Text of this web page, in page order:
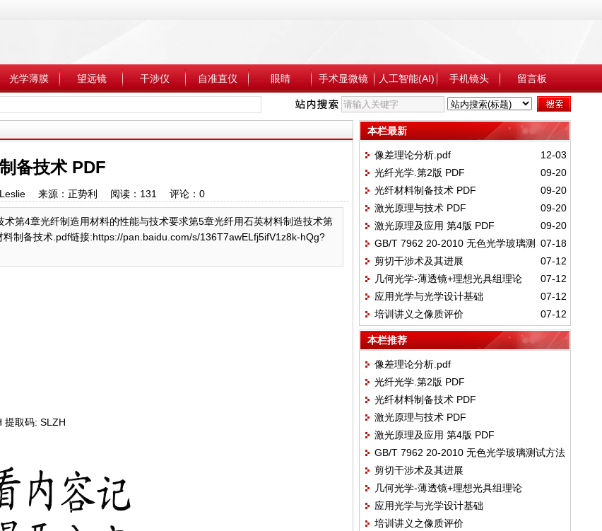
光学薄膜 望远镜 干涉仪 自准直仪 眼睛 手术显微镜 人工智能(AI) 手机镜头 留言板
备技术 PDF
来源：正势利 阅读： 131 评论： 0
第4章光纤制造用材料的性能与技术要求第5章光纤用石英材料制造技术第
制备技术.pdf链接:https://pan.baidu.com/s/136T7awELfj5ifV1z8k-hQg?
提取码: SLZH
本栏最新
12-03
像差理论分析.pdf
09-20
光纤光学.第2版 PDF
09-20
光纤材料制备技术 PDF
09-20
激光原理与技术 PDF
09-20
激光原理及应用 第4版 PDF
07-18
GB/T 7962 20-2010 无色光学玻璃测
试方法 第20部分：密度
07-12
剪切干涉术及其进展
07-12
几何光学-薄透镜+理想光具组理论
07-12
应用光学与光学设计基础
07-12
培训讲义之像质评价
本栏推荐
像差理论分析.pdf
光纤光学.第2版 PDF
光纤材料制备技术 PDF
激光原理与技术 PDF
激光原理及应用 第4版 PDF
GB/T 7962 20-2010 无色光学玻璃测试方法
第20部分：密度
剪切干涉术及其进展
几何光学-薄透镜+理想光具组理论
应用光学与光学设计基础
培训讲义之像质评价